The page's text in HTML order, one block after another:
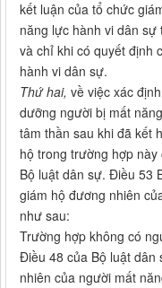
kết luận của tổ chức
năng lực hành vi dân
và chỉ khi có quyết định
hành vi dân sự.
Thứ hai, về việc xác
dưỡng người bị mất
tâm thần sau khi đã kết
hộ trong trường hợp
Bộ luật dân sự. Điều 53
giám hộ đương nhiên
như sau:
Trường hợp không có
Điều 48 của Bộ luật
nhiên của người mất